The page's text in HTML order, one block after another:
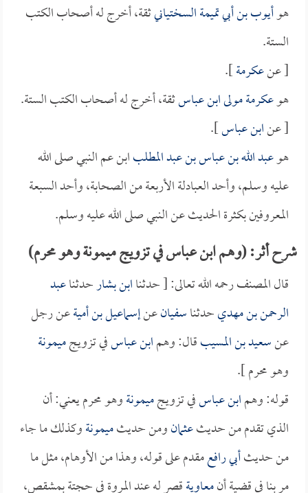
هوأيوب بن أبي تميمة السختيانيثقة، أخرج له أصحاب الكتب
الستة.
[ عنعكرمة].
هوعكرمة مولى ابن عباسثقة، أخرج له أصحاب الكتب الستة.
[ عنابن عباس].
هوعبد الله بن عباس بن عبد المطلبابن عم النبي صلى الله
عليه وسلم، وأحد العبادلة الأربعة من الصحابة، وأحد السبعة
المعروفين بكثرة الحديث عن النبي صلى الله عليه وسلم.
شرح أثر: (وهم ابن عباس في تزويج ميمونة وهو محرم)
قال المصنف رحمه الله تعالى: [ حدثناابن بشارحدثناعبد
الرحمن بن مهديحدثناسفيانعنإسماعيل بن أميةعن رجل
عنسعيد بن المسيبقال: وهمابن عباسفي تزويجميمونة
وهو محرم ].
قوله: وهمابن عباسفي تزويجميمونةوهو محرم يعني: أن
الذي تقدم من حديثعثمانومن حديثميمونةوكذلك ما جاء
من حديثأبي رافعمقدم على قوله، وهذا من الأوهام، مثل ما
مر بنا في قضية أنمعاويةقصر له عند المروة في حجتة بمشقص،